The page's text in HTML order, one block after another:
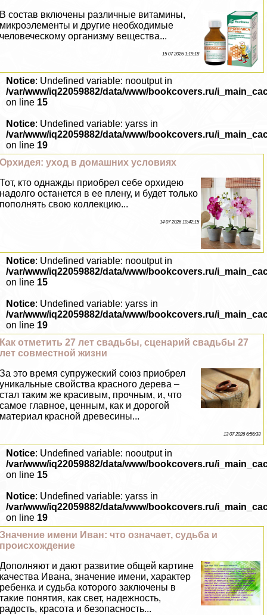
В состав включены различные витамины,
микроэлементы и другие необходимые
человеческому организму вещества...
15 07 2026 1:19:18
Notice: Undefined variable: nooutput in
/var/www/iq22059882/data/www/bookcovers.ru/
on line 15
Notice: Undefined variable: yarss in
/var/www/iq22059882/data/www/bookcovers.ru/
on line 19
Орхидея: уход в домашних условиях
Тот, кто однажды приобрел себе орхидею
надолго останется в ее плену, и будет только
пополнять свою коллекцию...
14 07 2026 10:42:15
Notice: Undefined variable: nooutput in
/var/www/iq22059882/data/www/bookcovers.ru/
on line 15
Notice: Undefined variable: yarss in
/var/www/iq22059882/data/www/bookcovers.ru/
on line 19
Как отметить 27 лет свадьбы, сценарий свадьбы 27
лет совместной жизни
За это время супружеский союз приобрел
уникальные свойства красного дерева –
стал таким же красивым, прочным, и, что
самое главное, ценным, как и дорогой
материал красной древесины...
13 07 2026 6:56:33
Notice: Undefined variable: nooutput in
/var/www/iq22059882/data/www/bookcovers.ru/
on line 15
Notice: Undefined variable: yarss in
/var/www/iq22059882/data/www/bookcovers.ru/
on line 19
Значение имени Иван: что означает, судьба и
происхождение
Дополняют и дают развитие общей картине
качества Ивана, значение имени, хаpaктер
ребенка и судьба которого заключены в
такие понятия, как свет, надежность,
радость, красота и безопасность...